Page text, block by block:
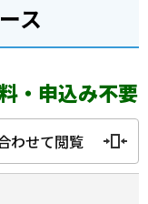
ス
・申込み不要
わせて閲覧